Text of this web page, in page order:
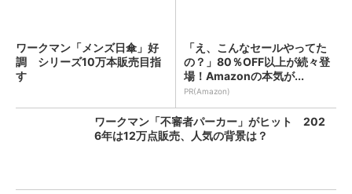
ワークマン「メンズ日傘」好
調 シリーズ10万本販売目指
す
「え、こんなセールやってた
の？」80％OFF以上が続々登
場！Amazonの本気が...
PR(Amazon)
ワークマン「不審者パーカー」がヒット 202
6年は12万点販売、人気の背景は？